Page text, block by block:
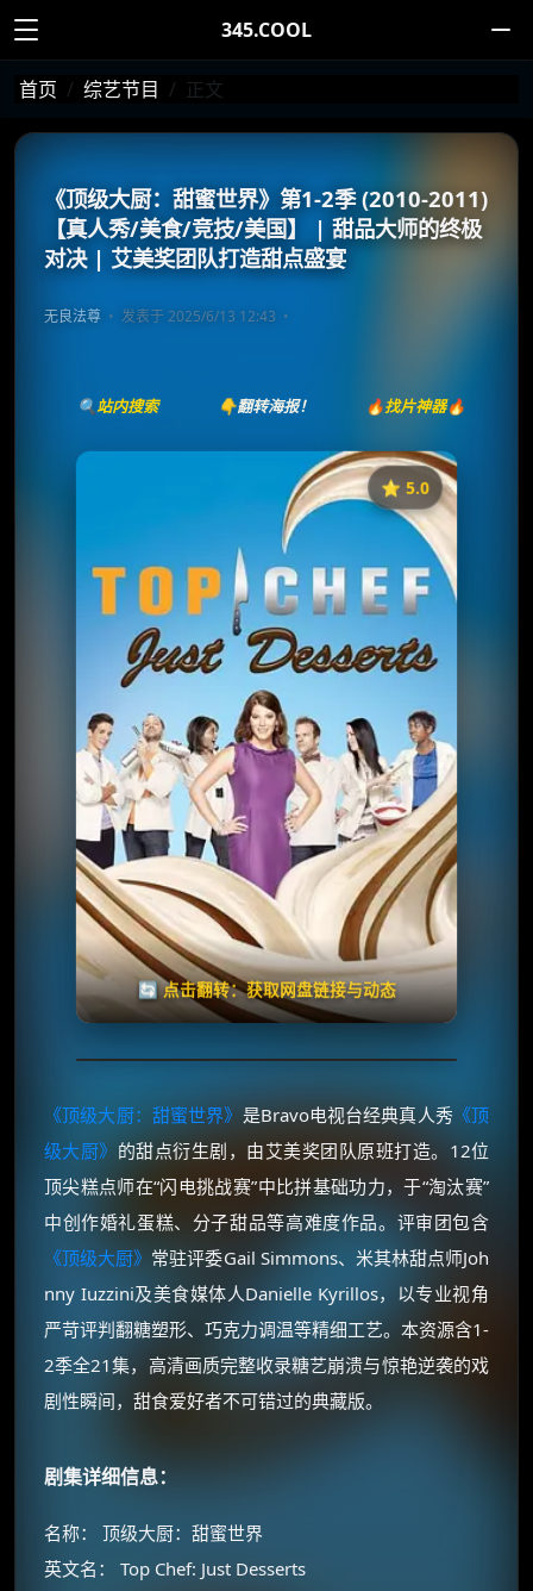
345.COOL
首页 综艺节目 正文
《顶级大厨：甜蜜世界》第1-2季 (2010-2011)
【真人秀/美食/竞技/美国】 | 甜品大师的终极
对决 | 艾美奖团队打造甜点盛宴
无良法尊 发表于 2025/6/13 12:43
🔍站内搜索 👇翻转海报！ 🔥找片神器🔥
⭐️ 5.0
🔄 点击翻转：获取网盘链接与动态
《
⭐️ 评分：5.0 | 🎬 2010年
✅ 已完结
夸克网盘
失效请反馈
🧧️
天天领红包
《顶级大厨：甜蜜世界》 是Bravo电视台经典真人秀《顶
级大厨》 的甜点衍生剧，由艾美奖团队原班打造。12位
顶尖糕点师在“闪电挑战赛”中比拼基础功力，于“淘汰赛”
中创作婚礼蛋糕、分子甜品等高难度作品。评审团包含
《顶级大厨》 常驻评委Gail Simmons、米其林甜点师Joh
nny Iuzzini及美食媒体人Danielle Kyrillos，以专业视角
严苛评判翻糖塑形、巧克力调温等精细工艺。本资源含1-
2季全21集，高清画质完整收录糖艺崩溃与惊艳逆袭的戏
剧性瞬间，甜食爱好者不可错过的典藏版。
剧集详细信息：
名称： 顶级大厨：甜蜜世界
英文名： Top Chef: Just Desserts